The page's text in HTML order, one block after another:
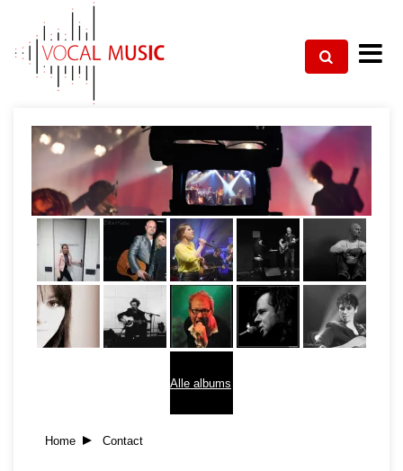
Alle albums
Home Contact